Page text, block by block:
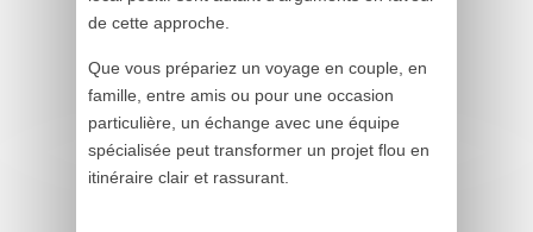
de cette approche.
Que vous prépariez un voyage en couple, en
famille, entre amis ou pour une occasion
particulière, un échange avec une équipe
spécialisée peut transformer un projet flou en
itinéraire clair et rassurant.